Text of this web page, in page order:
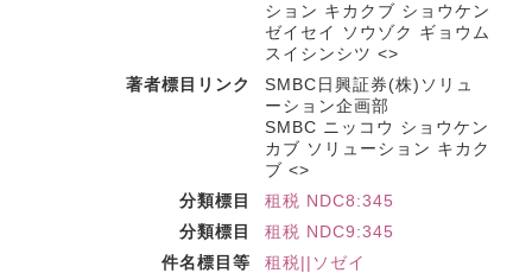
ション キカクブ ショウケン
ゼイセイ ソウゾク ギョウム
スイシンシツ <>
著者標目リンク
SMBC日興証券(株)ソリュ
ーション企画部
SMBC ニッコウ ショウケン
カブ ソリューション キカク
ブ <>
分類標目
租税 NDC8:345
分類標目
租税 NDC9:345
件名標目等
租税||ソゼイ